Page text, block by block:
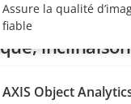
Valeur
Assure la qualité
fiable
AXIS Object